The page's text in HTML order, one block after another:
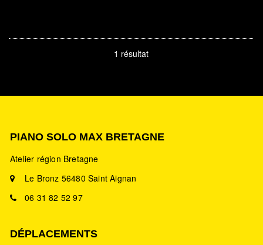
1 résultat
PIANO SOLO MAX BRETAGNE
Atelier région Bretagne
Le Bronz 56480 Saint Aignan
06 31 82 52 97
DÉPLACEMENTS